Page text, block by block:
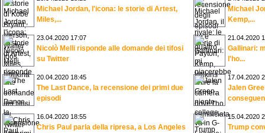
Michael Jordan, l'icona: le storie di Artest,
Miles,...
Michael
Kemp,...
23.04.2020 17:07
Nicolò Melli risponde alle domande dei tifosi
su Twitter
21.04.2020
Gallinari:
l'ho...
20.04.2020 18:45
The Last Dance, la recensione dei primi due
episodi
17.04.2020
Jalen
16.04.2020 18:55
Chris Paul parla della ripresa, a Los Angeles
15.04.2020
Trump